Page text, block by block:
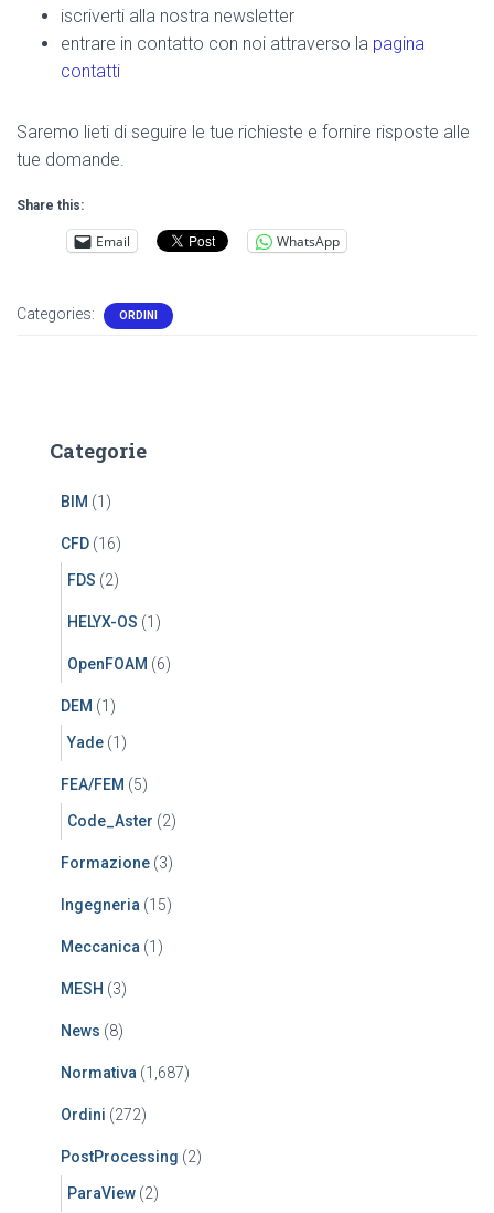
iscriverti alla nostra newsletter
entrare in contatto con noi attraverso la pagina
contatti
Saremo lieti di seguire le tue richieste e fornire risposte alle
tue domande.
Share this:
Email WhatsApp
Categories: ORDINI
Categorie
BIM (1)
CFD (16)
FDS (2)
HELYX-OS (1)
OpenFOAM (6)
DEM (1)
Yade (1)
FEA/FEM (5)
Code_Aster (2)
Formazione (3)
Ingegneria (15)
Meccanica (1)
MESH (3)
News (8)
Normativa (1,687)
Ordini (272)
PostProcessing (2)
ParaView (2)